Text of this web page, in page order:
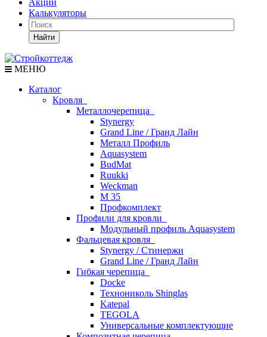
Акции
Калькуляторы
Найти
МЕНЮ
Каталог
Кровля
Металлочерепица
Stynergy
Grand Line / Гранд Лайн
Металл Профиль
Aquasystem
BudMat
Ruukki
Weckman
М 35
Профкомплект
Профили для кровли
Модульный профиль Aquasystem
Фальцевая кровля
Stynergy / Стинержи
Grand Line / Гранд Лайн
Гибкая черепица
Docke
Технониколь Shinglas
Katepal
TEGOLA
Универсальные комплектующие